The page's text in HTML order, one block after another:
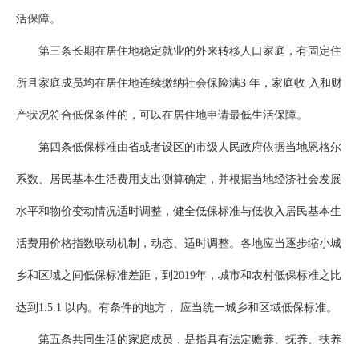
活保障。
第三条长期在居住地稳定就业的外来转移人口家庭，有固定住
所且家庭成员均在居住地连续缴纳社会保险满3 年，家庭收 入和财
产状况符合低保条件的，可以在居住地申请最低生活保障。
第四条低保标准由省或者设区的市级人民政府依据当地恩格尔
系数、居民基本生活费用支出测算确定，并根据当地经济社会发展
水平和物价变动情况适时调整，健全低保标准与低收入居民基本生
活费用价格指数联动机制，动态、适时调整。各地应当逐步缩小城
乡和区域之间低保标准差距，到2019年，城市和农村低保标准之比
达到1.5:1 以内。有条件的地方， 应当统一城乡和区域低保标准。
第五条共同生活的家庭成员，是指具有法定赡养、抚养、扶养